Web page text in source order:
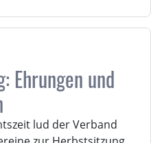
Ehrungen und
lud der Verband